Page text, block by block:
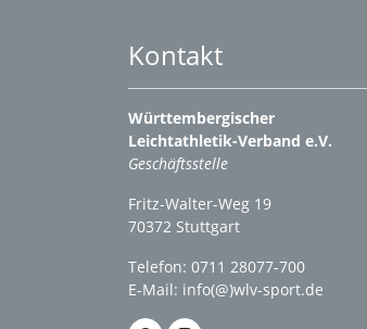
Kontakt
Württembergischer
Leichtathletik-Verband e.V.
Geschäftsstelle
Fritz-Walter-Weg 19
70372 Stuttgart
Telefon: 0711 28077-700
E-Mail: info(@)wlv-sport.de